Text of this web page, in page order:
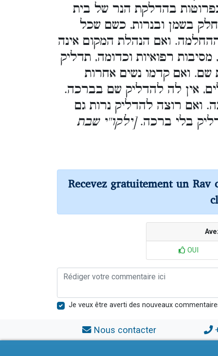
בהדלקת הנר של בית
בשמן ובנרות, כשם שכל
ואם הנהלת המקום אינה
רפואיות וכדומה, תדליק
ואם קדמו נשים אחרות
אין לה להדליק שם בברכה.
ואם רוצה להדליק נרות גם
בלי ברכה.[ילקו''י שבת
Recevez gratuitement un Rav
OUI
Je veux être averti des nouveaux
Nous contacter